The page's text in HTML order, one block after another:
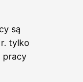
są
tylko
pracy